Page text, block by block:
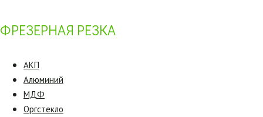
ФРЕЗЕРНАЯ РЕЗКА
АКП
Алюминий
МДФ
Оргстекло